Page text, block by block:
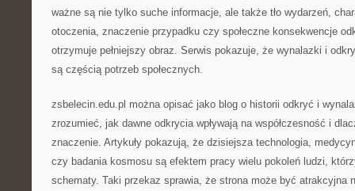
ważne są nie tylko suche informacje, ale także tło wydarzeń,
otoczenia, znaczenie przypadku czy społeczne konsekwencje
otrzymuje pełniejszy obraz. Serwis pokazuje, że wynalazki i
są częścią potrzeb społecznych.
zsbelecin.edu.pl można opisać jako blog o historii odkryć i
zrozumieć, jak dawne odkrycia wpływają na współczesność i
znaczenie. Artykuły pokazują, że dzisiejsza technologia,
czy badania kosmosu są efektem pracy wielu pokoleń ludzi,
schematy. Taki przekaz sprawia, że strona może być atrakcyjna